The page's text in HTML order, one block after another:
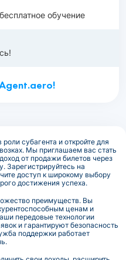
обучение
субагента и откройте для
Мы приглашаем вас стать
от продажи билетов через
Зарегистрируйтесь на
доступ к широкому выбору
достижения успеха.
преимуществ. Вы
ценам и
передовые технологии
и гарантируют безопасность
поддержки работает